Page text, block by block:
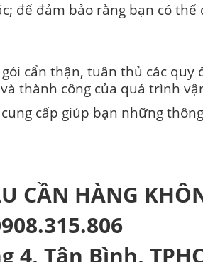
để đảm bảo rằng bạn có
cẩn thận, tuân thủ các
thành công của quá trình
cung cấp giúp bạn những
CẦN HÀNG
4, Tân Bình,